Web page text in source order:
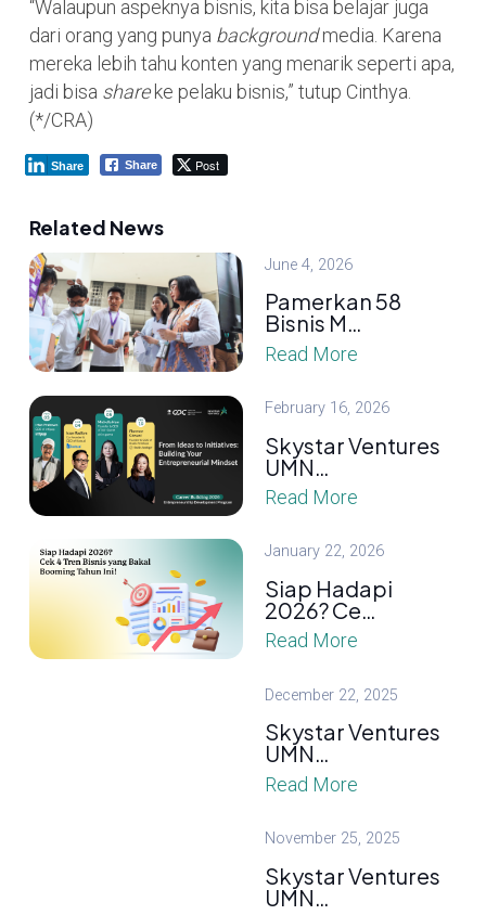
“Walaupun aspeknya bisnis, kita bisa belajar juga
dari orang yang punya backgroundmedia. Karena
mereka lebih tahu konten yang menarik seperti apa,
jadi bisa shareke pelaku bisnis,” tutup Cinthya.
(*/CRA)
Share Post
Share
Related News
June 4, 2026
Pamerkan 58
Bisnis M…
Read More
February 16, 2026
Skystar Ventures
UMN…
Read More
January 22, 2026
Siap Hadapi
2026? Ce…
Read More
December 22, 2025
Skystar Ventures
UMN…
Read More
November 25, 2025
Skystar Ventures
UMN…